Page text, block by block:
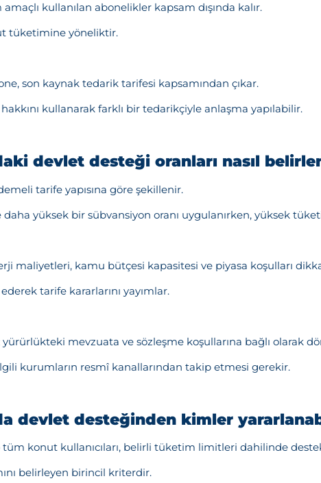
kullanılan abonelikler kapsam dışında kalır.
tüketimine yöneliktir.
son kaynak tedarik tarifesi kapsamından çıkar.
kullanarak farklı bir tedarikçiyle anlaşma yapılabilir.
devlet desteği oranları nasıl
tarife yapısına göre şekillenir.
yüksek bir sübvansiyon oranı uygulanırken, yüksek
maliyetleri, kamu bütçesi kapasitesi ve piyasa koşulları
tarife kararlarını yayımlar.
mevzuata ve sözleşme koşullarına bağlı olarak
kurumların resmî kanallarından takip etmesi gerekir.
devlet desteğinden kimler
konut kullanıcıları, belirli tüketim limitleri dahilinde
belirleyen birincil kriterdir.